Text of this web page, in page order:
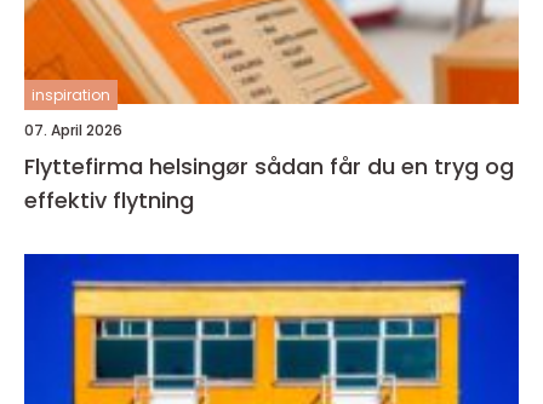
inspiration
07. April 2026
Flyttefirma helsingør sådan får du en tryg og
effektiv flytning